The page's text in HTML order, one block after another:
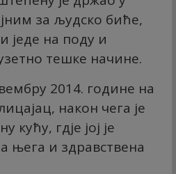
за људско биће,
једе на поду и
тешке начине.
2014. године на
након чега је
кућу, гдје јој је
њега и здравствена